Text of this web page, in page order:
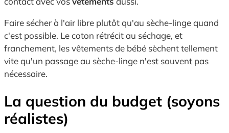
Faire sécher à l'air libre plutôt qu'au sèche-linge quand
c'est possible. Le coton rétrécit au séchage, et
franchement, les vêtements de bébé sèchent tellement
vite qu'un passage au sèche-linge n'est souvent pas
nécessaire.
La question du budget (soyons
réalistes)